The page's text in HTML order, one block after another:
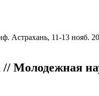
Астрахань, 11-13 нояб.
Молодежная